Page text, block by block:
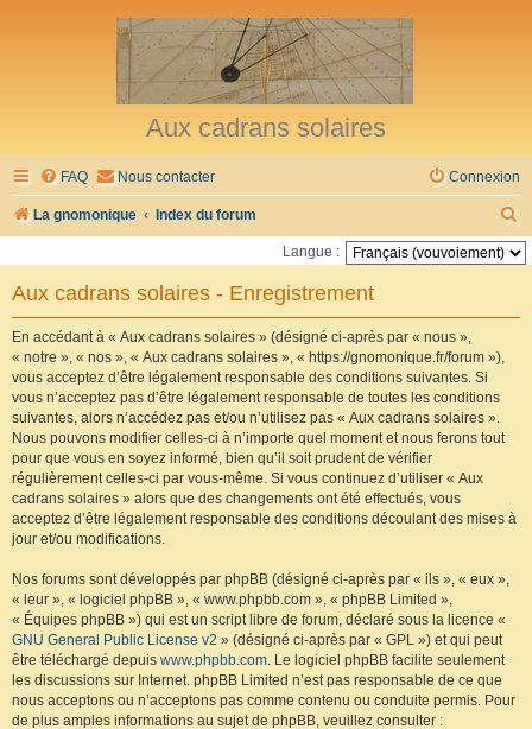
Aux cadrans solaires
FAQ Nous contacter Connexion
La gnomonique Index du forum
e
Langue :
Aux cadrans solaires - Enregistrement
En accédant à « Aux cadrans solaires » (désigné ci-après par « nous »,
« notre », « nos », « Aux cadrans solaires », « https://gnomonique.fr/forum »),
vous acceptez d’être légalement responsable des conditions suivantes. Si
vous n’acceptez pas d’être légalement responsable de toutes les conditions
suivantes, alors n’accédez pas et/ou n’utilisez pas « Aux cadrans solaires ».
Nous pouvons modifier celles-ci à n’importe quel moment et nous ferons tout
pour que vous en soyez informé, bien qu’il soit prudent de vérifier
régulièrement celles-ci par vous-même. Si vous continuez d’utiliser « Aux
cadrans solaires » alors que des changements ont été effectués, vous
acceptez d’être légalement responsable des conditions découlant des mises à
jour et/ou modifications.
Nos forums sont développés par phpBB (désigné ci-après par « ils », « eux »,
« leur », « logiciel phpBB », « www.phpbb.com », « phpBB Limited »,
« Équipes phpBB ») qui est un script libre de forum, déclaré sous la licence «
GNU General Public License v2 » (désigné ci-après par « GPL ») et qui peut
être téléchargé depuis www.phpbb.com. Le logiciel phpBB facilite seulement
les discussions sur Internet. phpBB Limited n’est pas responsable de ce que
nous acceptons ou n’acceptons pas comme contenu ou conduite permis. Pour
de plus amples informations au sujet de phpBB, veuillez consulter :